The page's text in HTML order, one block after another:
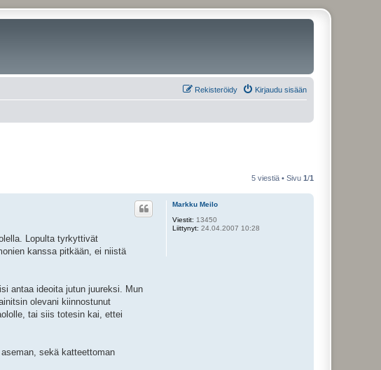
Kirjaudu sisään
Rekisteröidy
5 viestiä • Sivu 1/1
Markku Meilo
Viestit: 13450
Liittynyt: 24.04.2007 10:28
Lopulta tyrkyttivät
kanssa pitkään, ei niistä
antaa ideoita jutun juureksi. Mun
olevani kiinnostunut
tai siis totesin kai, ettei
sekä katteettoman